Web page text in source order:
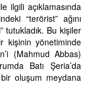
ilgili açıklamasında
“terörist” ağını
tutukladık. Bu kişiler
kişinin yönetiminde
(Mahmud Abbas)
Batı Şeria’da
oluşum meydana